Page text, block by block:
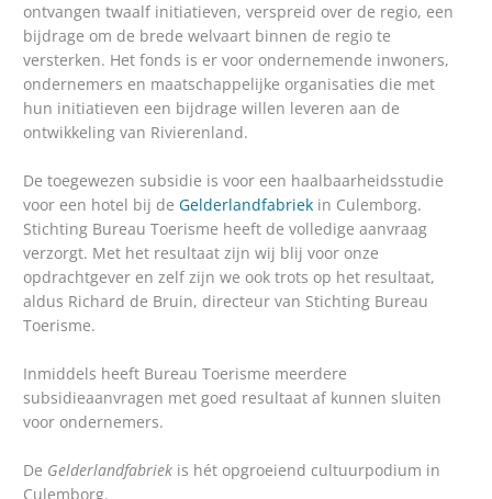
ontvangen twaalf initiatieven, verspreid over de regio, een
bijdrage om de brede welvaart binnen de regio te
versterken. Het fonds is er voor ondernemende inwoners,
ondernemers en maatschappelijke organisaties die met
hun initiatieven een bijdrage willen leveren aan de
ontwikkeling van Rivierenland.
De toegewezen subsidie is voor een haalbaarheidsstudie
voor een hotel bij de Gelderlandfabriek in Culemborg.
Stichting Bureau Toerisme heeft de volledige aanvraag
verzorgt. Met het resultaat zijn wij blij voor onze
opdrachtgever en zelf zijn we ook trots op het resultaat,
aldus Richard de Bruin, directeur van Stichting Bureau
Toerisme.
Inmiddels heeft Bureau Toerisme meerdere
subsidieaanvragen met goed resultaat af kunnen sluiten
voor ondernemers.
De Gelderlandfabriek is hét opgroeiend cultuurpodium in
Culemborg.